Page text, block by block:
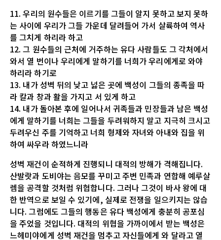
11. 우리의 원수들은 이르기를 그들이 알지 못하고 보지 못하
는 사이에 우리가 그들 가운데 달려들어 가서 살륙하여 역사
를 그치게 하리라 하고
12. 그 원수들의 근처에 거주하는 유다 사람들도 그 각처에서
와서 열 번이나 우리에게 말하기를 너희가 우리에게로 와야
하리라 하기로
13. 내가 성벽 뒤의 낮고 넗은 곳에 백성이 그들의 종족을 따
라 칼과 창과 활을 가지고 서 있게 하고
14. 내가 돌아본 후에 일어나서 귀족들과 민장들과 남은 백성
에게 말하기를 너희는 그들을 두려워하지 말고 지극히 크시고
두려우신 주를 기억하고 너희 형제와 자녀와 아내와 집을 위
하여 싸우라 하였느니라
성벽 재건이 순적하게 진행되니 대적의 방해가 격해집니다.
산발랏과 도비야는 음모를 꾸미고 주변 민족과 연합해 예루살
렘을 공격할 것처럼 위협합니다. 그러나 그것이 바사 왕에 대
한 반역으로 보일 수 있기에, 실제로 전쟁을 일으키지는 않습
니다. 그럼에도 그들의 행동은 유다 백성에게 충분히 공포심
을 주었을 것입니다. 대적의 위협을 가까이에서 받는 백성은
느헤미야에게 성벽 재건을 멈추고 자신들에게 와 달라고 열